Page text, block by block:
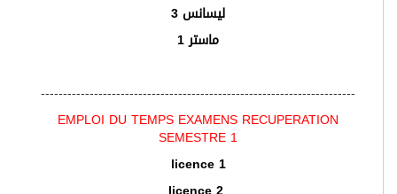
ليسانس 3
ماستر 1
-----------------------------------------------------------------------
EMPLOI DU TEMPS EXAMENS RECUPERATION
SEMESTRE 1
licence 1